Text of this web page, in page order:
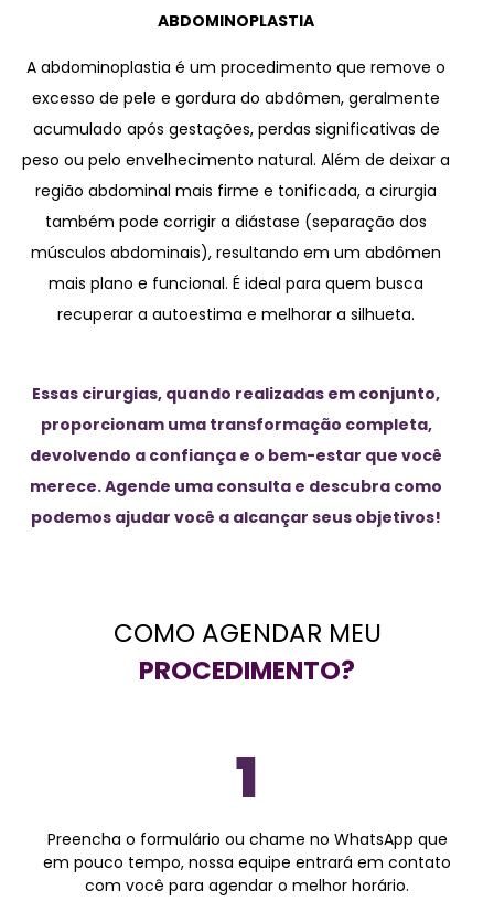
ABDOMINOPLASTIA
A abdominoplastia é um procedimento que remove o
excesso de pele e gordura do abdômen, geralmente
acumulado após gestações, perdas significativas de
peso ou pelo envelhecimento natural. Além de deixar a
região abdominal mais firme e tonificada, a cirurgia
também pode corrigir a diástase (separação dos
músculos abdominais), resultando em um abdômen
mais plano e funcional. É ideal para quem busca
recuperar a autoestima e melhorar a silhueta.
Essas cirurgias, quando realizadas em conjunto,
proporcionam uma transformação completa,
devolvendo a confiança e o bem-estar que você
merece. Agende uma consulta e descubra como
podemos ajudar você a alcançar seus objetivos!
COMO AGENDAR MEU
PROCEDIMENTO?
1
Preencha o formulário ou chame no WhatsApp que
em pouco tempo, nossa equipe entrará em contato
com você para agendar o melhor horário.